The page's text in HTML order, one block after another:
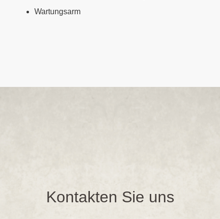
Wartungsarm
Kontakten Sie uns